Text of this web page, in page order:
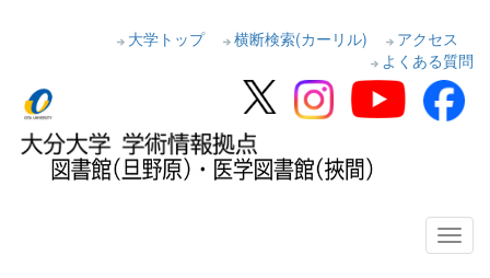
大学トップ 横断検索(カーリル)
アクセス
よくある質問